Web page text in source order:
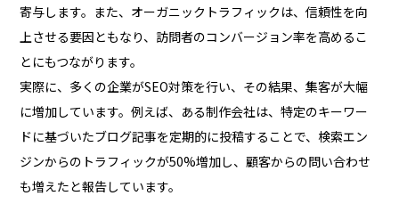
寄与します。また、オーガニックトラフィックは、信頼性を向
上させる要因ともなり、訪問者のコンバージョン率を高めるこ
とにもつながります。
実際に、多くの企業がSEO対策を行い、その結果、集客が大幅
に増加しています。例えば、ある制作会社は、特定のキーワー
ドに基づいたブログ記事を定期的に投稿することで、検索エン
ジンからのトラフィックが50%増加し、顧客からの問い合わせ
も増えたと報告しています。